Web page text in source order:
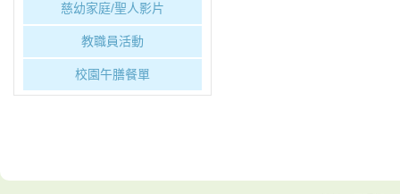
慈幼家庭/聖人影片
教職員活動
校園午膳餐單